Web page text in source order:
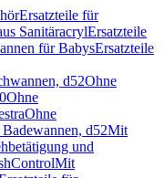
Ersatzteile für
SanitäracrylErsatzteile
für BabysErsatzteile
d52Ohne
Ohne
Ohne
d52Mit
und
Mit